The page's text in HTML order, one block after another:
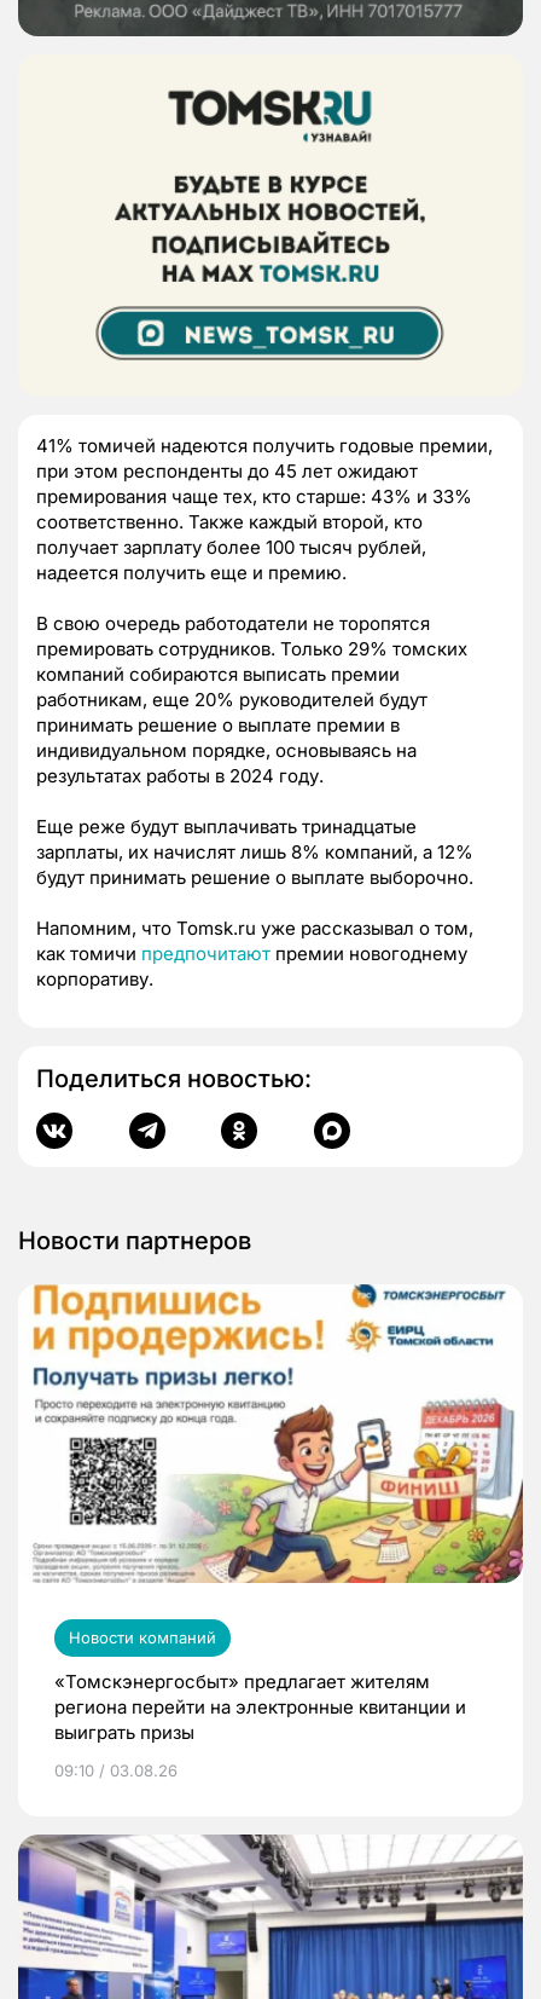
41% томичей надеются получить годовые премии,
при этом респонденты до 45 лет ожидают
премирования чаще тех, кто старше: 43% и 33%
соответственно. Также каждый второй, кто
получает зарплату более 100 тысяч рублей,
надеется получить еще и премию.
В свою очередь работодатели не торопятся
премировать сотрудников. Только 29% томских
компаний собираются выписать премии
работникам, еще 20% руководителей будут
принимать решение о выплате премии в
индивидуальном порядке, основываясь на
результатах работы в 2024 году.
Еще реже будут выплачивать тринадцатые
зарплаты, их начислят лишь 8% компаний, а 12%
будут принимать решение о выплате выборочно.
Напомним, что Tomsk.ru уже рассказывал о том,
как томичи предпочитают премии новогоднему
корпоративу.
Поделиться новостью:
Новости партнеров
Новости компаний
«Томскэнергосбыт» предлагает жителям
региона перейти на электронные квитанции и
выиграть призы
09:10 / 03.08.26